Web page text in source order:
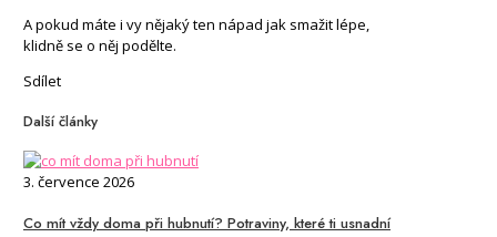
A pokud máte i vy nějaký ten nápad jak smažit lépe,
klidně se o něj podělte.
Sdílet
Další články
3. července 2026
Co mít vždy doma při hubnutí? Potraviny, které ti usnadní